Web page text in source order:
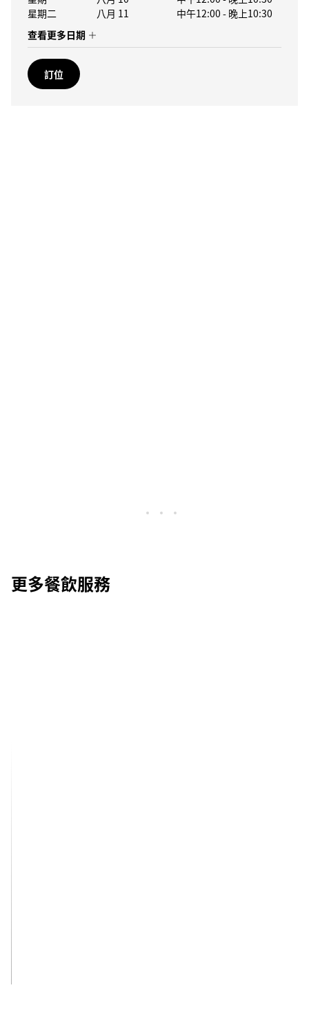
星期二
八月 11 中午12:00 - 晚上10:30
查看更多日期
訂位
更多餐飲服務